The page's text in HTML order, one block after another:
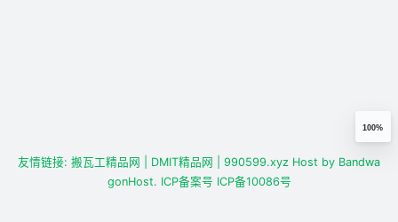
100%
友情链接: 搬瓦工精品网 | DMIT精品网 | 990599.xyz Host by Bandwa
gonHost. ICP备案号 ICP备10086号